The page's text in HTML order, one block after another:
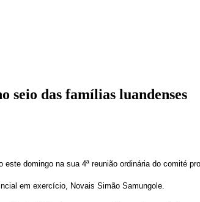
seio das famílias luandenses
domingo na sua 4ª reunião ordinária do comité
em exercício, Novais Simão Samungole.